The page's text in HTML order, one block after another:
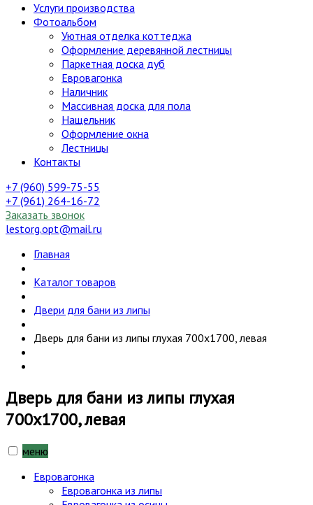
Услуги производства
Фотоальбом
Уютная отделка коттеджа
Оформление деревянной лестницы
Паркетная доска дуб
Евровагонка
Наличник
Массивная доска для пола
Нащельник
Оформление окна
Лестницы
Контакты
+7 (960) 599-75-55
+7 (961) 264-16-72
Заказать звонок
lestorg.opt@mail.ru
Главная
Каталог товаров
Двери для бани из липы
Дверь для бани из липы глухая 700х1700, левая
Дверь для бани из липы глухая
700х1700, левая
меню
Евровагонка
Евровагонка из липы